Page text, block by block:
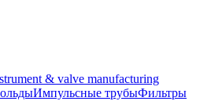
& valve manufacturing
Импульсные трубыФильтры